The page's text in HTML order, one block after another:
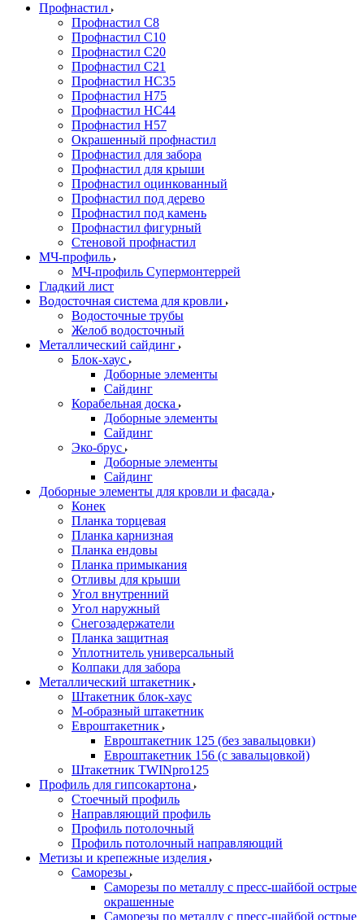
Профнастил
Профнастил С8
Профнастил С10
Профнастил С20
Профнастил С21
Профнастил НС35
Профнастил Н75
Профнастил HC44
Профнастил Н57
Окрашенный профнастил
Профнастил для забора
Профнастил для крыши
Профнастил оцинкованный
Профнастил под дерево
Профнастил под камень
Профнастил фигурный
Стеновой профнастил
МЧ-профиль
МЧ-профиль Супермонтеррей
Гладкий лист
Водосточная система для кровли
Водосточные трубы
Желоб водосточный
Металлический сайдинг
Блок-хаус
Доборные элементы
Сайдинг
Корабельная доска
Доборные элементы
Сайдинг
Эко-брус
Доборные элементы
Сайдинг
Доборные элементы для кровли и фасада
Конек
Планка торцевая
Планка карнизная
Планка ендовы
Планка примыкания
Отливы для крыши
Угол внутренний
Угол наружный
Снегозадержатели
Планка защитная
Уплотнитель универсальный
Колпаки для забора
Металлический штакетник
Штакетник блок-хаус
М-образный штакетник
Евроштакетник
Евроштакетник 125 (без завальцовки)
Евроштакетник 156 (с завальцовкой)
Штакетник TWINpro125
Профиль для гипсокартона
Стоечный профиль
Направляющий профиль
Профиль потолочный
Профиль потолочный направляющий
Метизы и крепежные изделия
Саморезы
Саморезы по металлу с пресс-шайбой острые
окрашенные
Саморезы по металлу с пресс-шайбой острые